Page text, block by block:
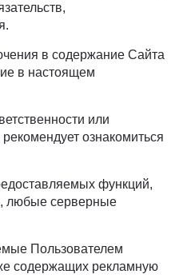
в содержание Сайта
в настоящем
или
ознакомиться
функций,
любые серверные
Пользователем
содержащих рекламную